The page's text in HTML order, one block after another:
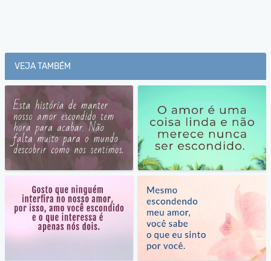
VEJA TAMBÉM